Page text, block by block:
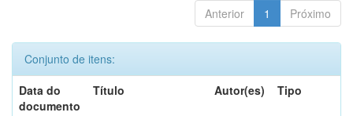
Anterior 1 Próximo
Conjunto de itens:
Data do
documento
Título Autor(es) Tipo